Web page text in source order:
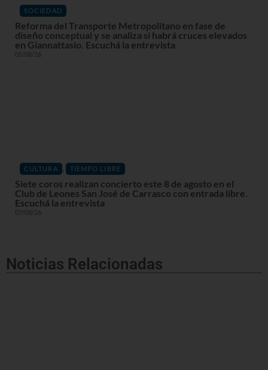
SOCIEDAD
Reforma del Transporte Metropolitano en fase de
diseño conceptual y se analiza si habrá cruces elevados
en Giannattasio. Escuchá la entrevista
05/08/26
CULTURA , TIEMPO LIBRE
Siete coros realizan concierto este 8 de agosto en el
Club de Leones San José de Carrasco con entrada libre.
Escuchá la entrevista
07/08/26
Noticias Relacionadas